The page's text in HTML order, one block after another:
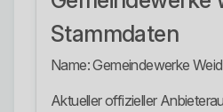
Stammdaten
Name: Gemeindewerke
Aktueller offizieller